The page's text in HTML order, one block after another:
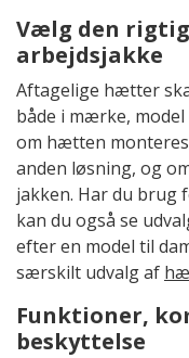
Vælg den
arbejdsjakke
Aftagelige hætter
både i mærke,
om hætten
anden løsning, og
jakken. Har du brug
kan du også se
efter en model til
særskilt udvalg af
Funktioner,
beskyttelse